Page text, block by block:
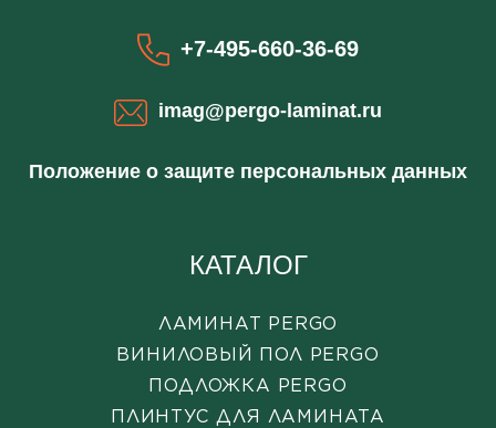
+7-495-660-36-69
imag@pergo-laminat.ru
Положение о защите персональных данных
КАТАЛОГ
ЛАМИНАТ PERGO
ВИНИЛОВЫЙ ПОЛ PERGO
ПОДЛОЖКА PERGO
ПЛИНТУС ДЛЯ ЛАМИНАТА